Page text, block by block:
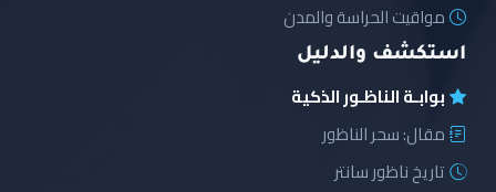
مواقيت الحراسة والمدن
استكشف والدليل
بوابـة الناظـور الذكية
مقال: سحر الناظور
تاريخ ناظور سانتر